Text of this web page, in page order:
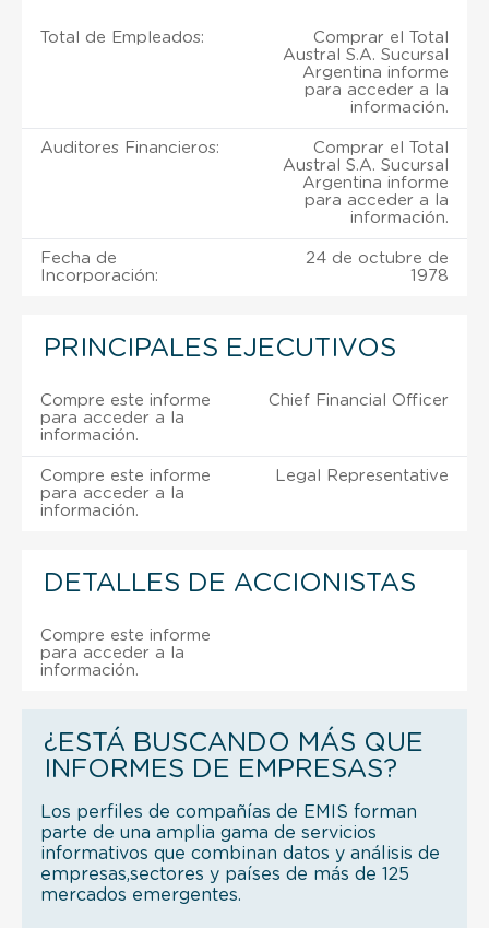
Total de Empleados:
Comprar el Total
Austral S.A. Sucursal
Argentina informe
para acceder a la
información.
Auditores Financieros:
Comprar el Total
Austral S.A. Sucursal
Argentina informe
para acceder a la
información.
Fecha de
Incorporación:
24 de octubre de
1978
PRINCIPALES EJECUTIVOS
Compre este informe
para acceder a la
información.
Chief Financial Officer
Compre este informe
para acceder a la
información.
Legal Representative
DETALLES DE ACCIONISTAS
Compre este informe
para acceder a la
información.
¿ESTÁ BUSCANDO MÁS QUE
INFORMES DE EMPRESAS?
Los perfiles de compañías de EMIS forman
parte de una amplia gama de servicios
informativos que combinan datos y análisis de
empresas,sectores y países de más de 125
mercados emergentes.